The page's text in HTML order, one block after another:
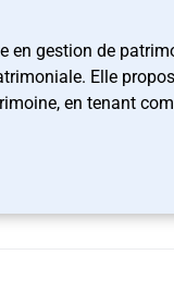
en gestion de
Elle
en tenant